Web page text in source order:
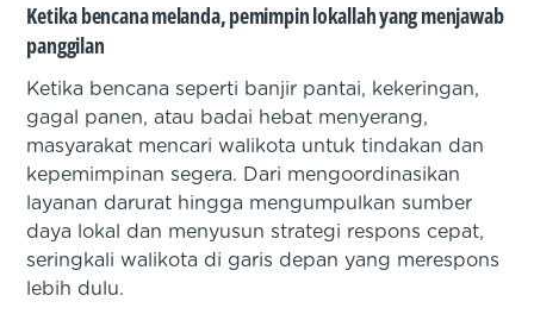
Ketika bencana melanda, pemimpin lokallah yang menjawab
panggilan
Ketika bencana seperti banjir pantai, kekeringan,
gagal panen, atau badai hebat menyerang,
masyarakat mencari walikota untuk tindakan dan
kepemimpinan segera. Dari mengoordinasikan
layanan darurat hingga mengumpulkan sumber
daya lokal dan menyusun strategi respons cepat,
seringkali walikota di garis depan yang merespons
lebih dulu.